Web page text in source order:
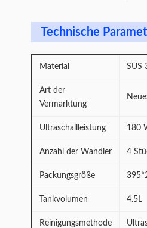
Technische
Material SUS
Art der
Vermarktung
Ultraschallleistung 180
Anzahl der Wandler 4
Packungsgröße
Tankvolumen 4.5L
Reinigungsmethode